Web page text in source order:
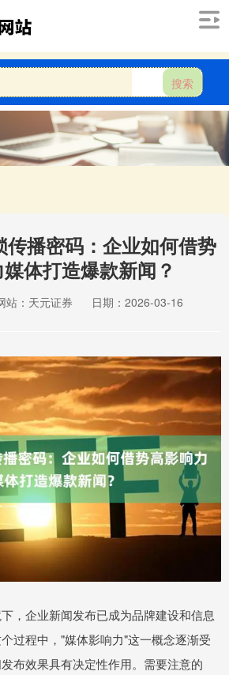
搜索
传播密码：企业如何借势
体打造爆款新闻？
站：天元证券
日期：2026-03-16
，企业新闻发布已成为品牌建设和信息
过程中，"媒体影响力"这一概念逐渐受
布效果具有决定性作用。需要注意的